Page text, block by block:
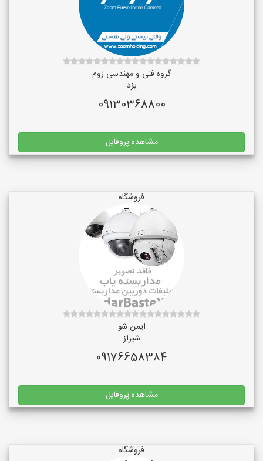
گروه فنی و مهندسی زوم
یزد
09130368800
مشاهده پروفایل
فروشگاه
ایمن شو
شیراز
09176658384
مشاهده پروفایل
فروشگاه